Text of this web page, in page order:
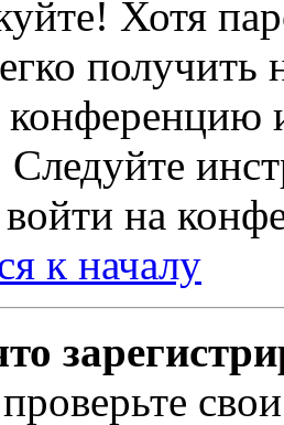
Хотя
получить
Следуйте
на
к началу